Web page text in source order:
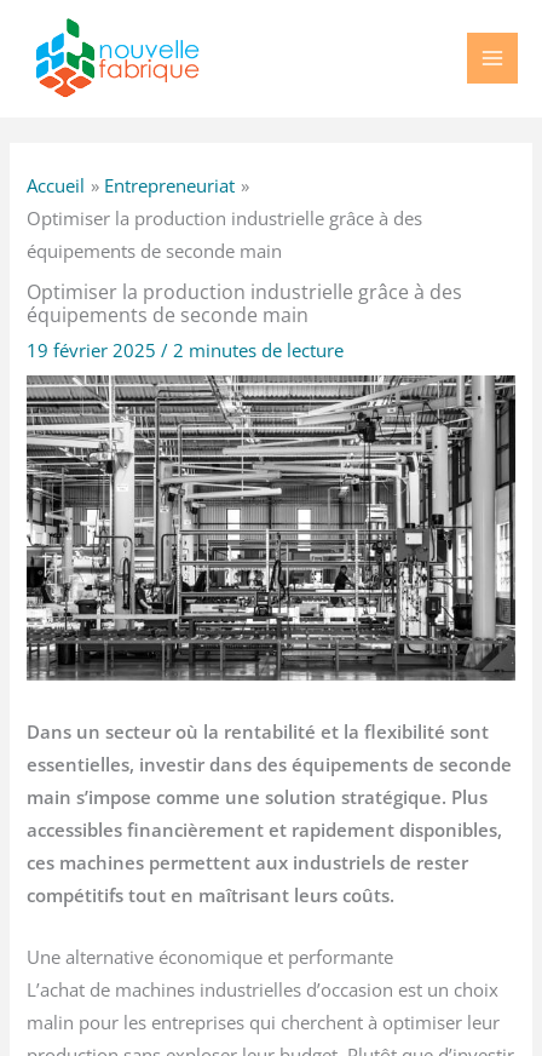
contenu
Accueil
Entrepreneuriat
Optimiser la production industrielle grâce à des
équipements de seconde main
Optimiser la production industrielle grâce à des
équipements de seconde main
19 février 2025/2 minutes de lecture
Dans un secteur où la rentabilité et la flexibilité sont
essentielles, investir dans des équipements de seconde
main s’impose comme une solution stratégique. Plus
accessibles financièrement et rapidement disponibles,
ces machines permettent aux industriels de rester
compétitifs tout en maîtrisant leurs coûts.
Une alternative économique et performante
L’achat de machines industrielles d’occasion est un choix
malin pour les entreprises qui cherchent à optimiser leur